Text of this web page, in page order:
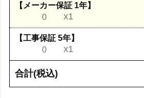
【メーカー保証 1年】
0
x1
【工事保証 5年】
0
x1
合計(税込)